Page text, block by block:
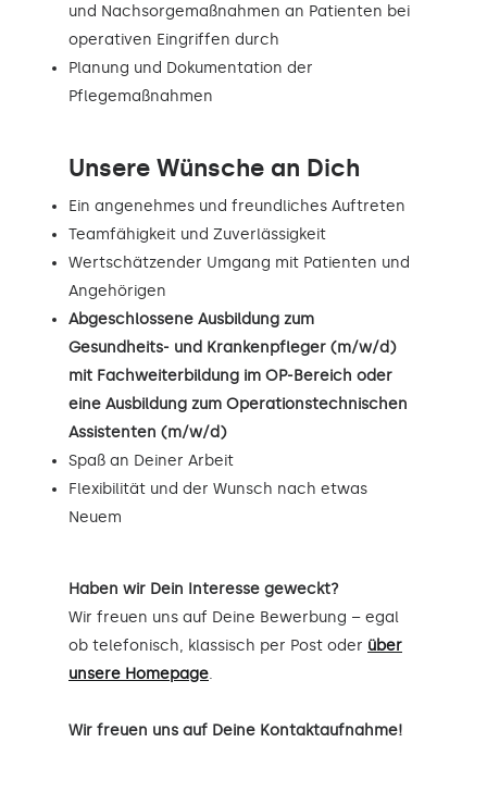
und Nachsorgemaßnahmen an Patienten bei
operativen Eingriffen durch
Planung und Dokumentation der
Pflegemaßnahmen
Unsere Wünsche an Dich
Ein angenehmes und freundliches Auftreten
Teamfähigkeit und Zuverlässigkeit
Wertschätzender Umgang mit Patienten und
Angehörigen
Abgeschlossene Ausbildung zum
Gesundheits- und Krankenpfleger (m/w/d)
mit Fachweiterbildung im OP-Bereich oder
eine Ausbildung zum Operationstechnischen
Assistenten (m/w/d)
Spaß an Deiner Arbeit
Flexibilität und der Wunsch nach etwas
Neuem
Haben wir Dein Interesse geweckt?
Wir freuen uns auf Deine Bewerbung – egal
ob telefonisch, klassisch per Post oder über
unsere Homepage.
Wir freuen uns auf Deine Kontaktaufnahme!